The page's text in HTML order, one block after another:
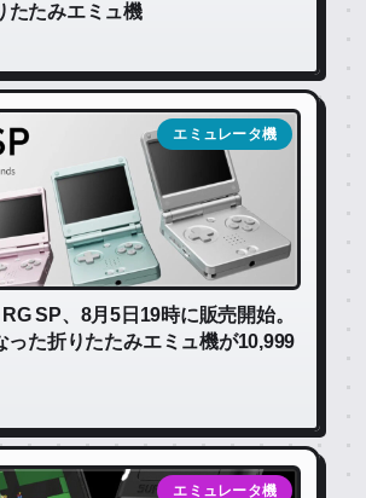
たたみエミュ機
エミュレータ機
SP、8月5日19時に販売開始。
った折りたたみエミュ機が10,999
エミュレータ機